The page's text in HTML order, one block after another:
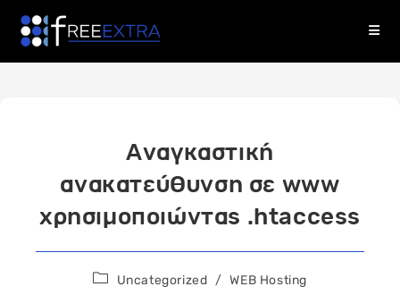
content
Αναγκαστική
ανακατεύθυνση σε www
χρησιμοποιώντας .htaccess
PostUncategorized / WEB Hosting